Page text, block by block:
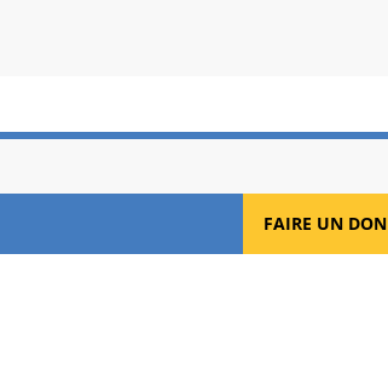
FAIRE UN DON